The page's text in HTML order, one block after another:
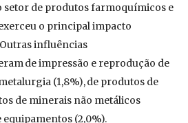
setor de produtos farmoquímicos e
o principal impacto
influências
de impressão e reprodução de
(1,8%), de produtos de
de minerais não metálicos
equipamentos (2,0%).